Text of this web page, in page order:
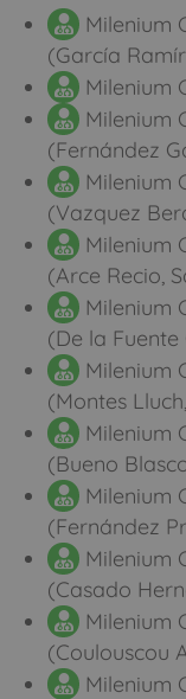
Milenium
(García
Milenium
Milenium
(Fernández
Milenium
(Vazquez
Milenium
(Arce Recio,
Milenium
(De la
Milenium
(Montes
Milenium
(Bueno
Milenium
(Fernández
Milenium
(Casado
Milenium
(Coulouscou
Milenium